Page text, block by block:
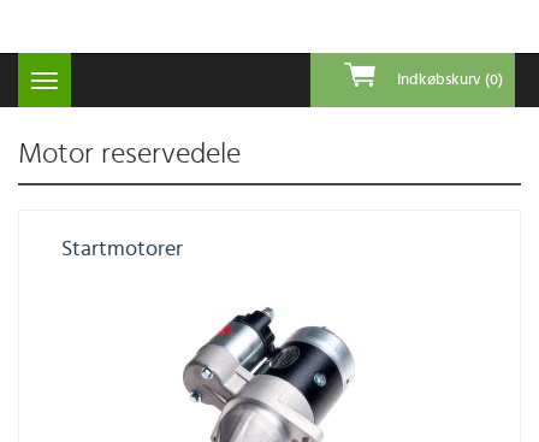
Toggle
navigation
Indkøbskurv (0)
Motor reservedele
Startmotorer